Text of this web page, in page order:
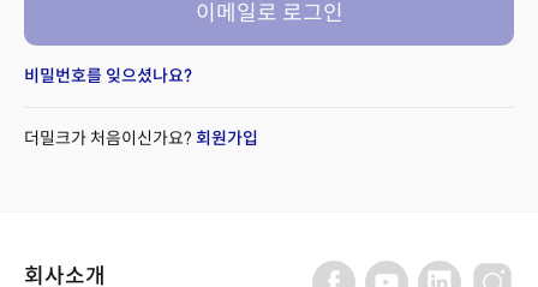
이메일로 로그인
비밀번호를 잊으셨나요?
더밀크가 처음이신가요? 회원가입
회사소개